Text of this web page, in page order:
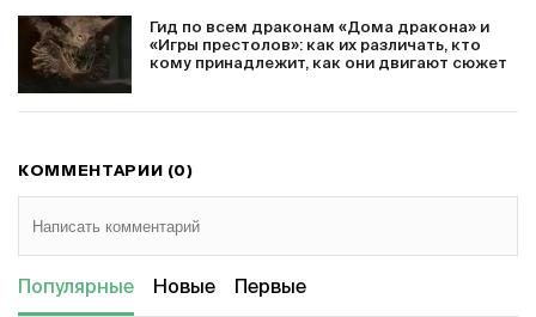
Гид по всем драконам «Дома дракона» и
«Игры престолов»: как их различать, кто
кому принадлежит, как они двигают сюжет
КОММЕНТАРИИ (0)
Популярные Новые Первые